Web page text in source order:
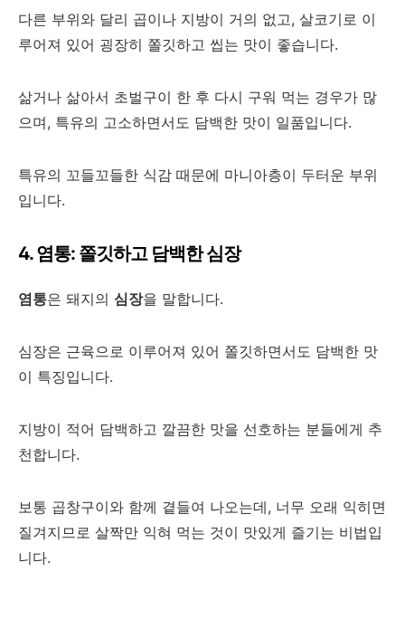
다른 부위와 달리 곱이나 지방이 거의 없고, 살코기로 이
루어져 있어 굉장히 쫄깃하고 씹는 맛이 좋습니다.
삶거나 삶아서 초벌구이 한 후 다시 구워 먹는 경우가 많
으며, 특유의 고소하면서도 담백한 맛이 일품입니다.
특유의 꼬들꼬들한 식감 때문에 마니아층이 두터운 부위
입니다.
4. 염통: 쫄깃하고 담백한 심장
염통은 돼지의 심장을 말합니다.
심장은 근육으로 이루어져 있어 쫄깃하면서도 담백한 맛
이 특징입니다.
지방이 적어 담백하고 깔끔한 맛을 선호하는 분들에게 추
천합니다.
보통 곱창구이와 함께 곁들여 나오는데, 너무 오래 익히면
질겨지므로 살짝만 익혀 먹는 것이 맛있게 즐기는 비법입
니다.